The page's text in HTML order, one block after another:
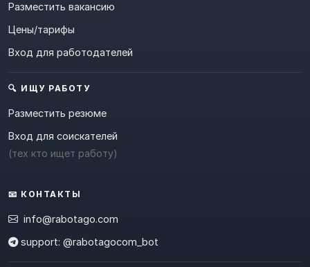
Разместить вакансию
Цены/тарифы
Вход для работодателей
🔍 ИЩУ РАБОТУ
Разместить резюме
Вход для соискателей
(тех кто ищет работу)
📧 КОНТАКТЫ
info@rabotago.com
support: @rabotagocom_bot